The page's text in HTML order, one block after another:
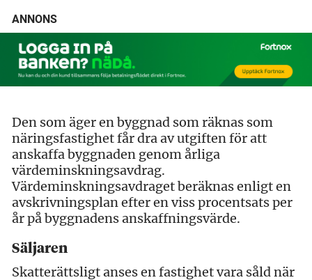
ANNONS
Den som äger en byggnad som räknas som
näringsfastighet får dra av utgiften för att
anskaffa byggnaden genom årliga
värdeminskningsavdrag.
Värdeminskningsavdraget beräknas enligt en
avskrivningsplan efter en viss procentsats per
år på byggnadens anskaffningsvärde.
Säljaren
Skatterättsligt anses en fastighet vara såld när